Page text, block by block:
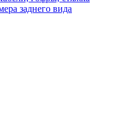
заднего вида